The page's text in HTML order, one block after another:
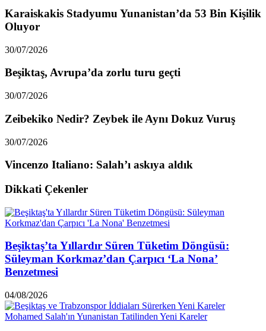
Karaiskakis Stadyumu Yunanistan’da 53 Bin Kişilik
Oluyor
30/07/2026
Beşiktaş, Avrupa’da zorlu turu geçti
30/07/2026
Zeibekiko Nedir? Zeybek ile Aynı Dokuz Vuruş
30/07/2026
Vincenzo Italiano: Salah’ı askıya aldık
Dikkati Çekenler
Beşiktaş’ta Yıllardır Süren Tüketim Döngüsü:
Süleyman Korkmaz’dan Çarpıcı ‘La Nona’
Benzetmesi
04/08/2026